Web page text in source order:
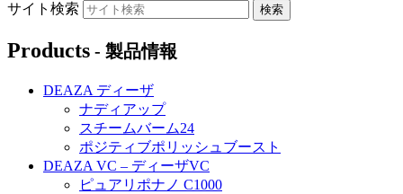
サイト検索
Products - 製品情報
DEAZA ディーザ
ナディアップ
スチームバーム24
ポジティブポリッシュブースト
DEAZA VC – ディーザVC
ピュアリポナノ C1000